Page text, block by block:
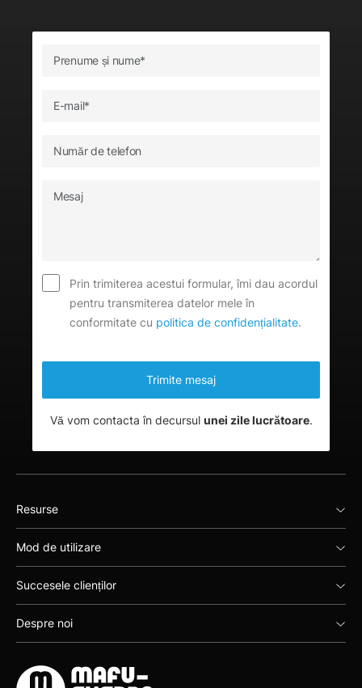
Prin trimiterea acestui formular, îmi dau acordul
pentru transmiterea datelor mele în
conformitate cu politica de confidențialitate.
Vă vom contacta în decursul unei zile lucrătoare.
Resurse
Mod de utilizare
Succesele clienților
Despre noi